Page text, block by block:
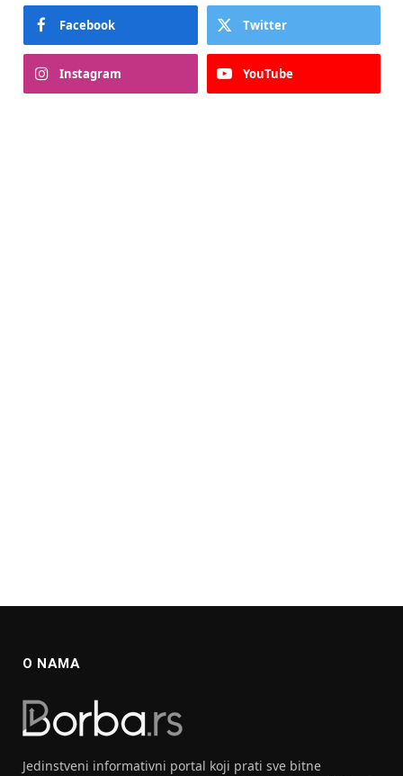
Facebook Twitter
Instagram YouTube
O NAMA
Jedinstveni informativni portal koji prati sve bitne